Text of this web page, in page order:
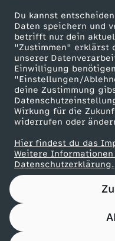
Du kannst
Daten speichern und
betrifft nur dein
"Zustimmen" erklärst
unserer
Einwilligung
"Einstellungen/
deine Zustimmung
Wirkung für die
widerrufen oder
Hier findest du das
Weitere
Datenschutzerklärung.
ZDF goes Schule
Werbefernsehen
Mainzelmännchen
Partner
Nutzungsbedingungen